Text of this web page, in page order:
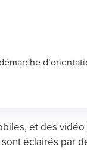
et des
éclairés par